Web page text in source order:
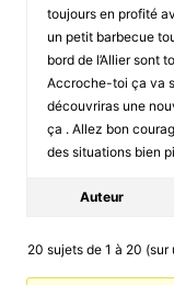
toujours en profité
un petit barbecue
bord de l’Allier sont
Accroche-toi ça va
découvriras une
ça . Allez bon
des situations bien
Auteur
20 sujets de 1 à 20 (sur